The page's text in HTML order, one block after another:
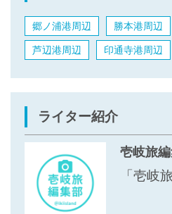
郷ノ浦港周辺 勝本港周辺
芦辺港周辺 印通寺港周辺
ライター紹介
壱岐旅
「壱岐